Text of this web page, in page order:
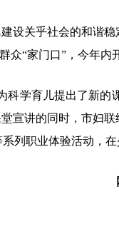
关乎社会的和谐稳
众“家门口”，今年内
学育儿提出了新的
宣讲的同时，市妇
系列职业体验活动